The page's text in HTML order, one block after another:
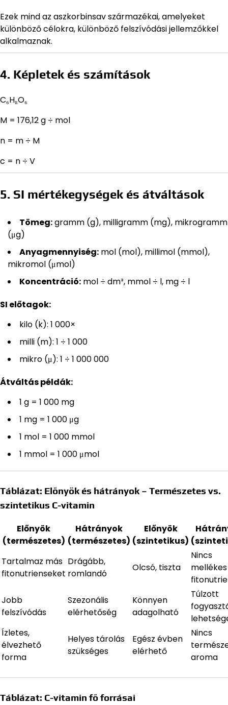
Ezek mind az aszkorbinsav származékai, amelyeket
különböző célokra, különböző felszívódási jellemzőkkel
alkalmaznak.
4. Képletek és számítások
C₆H₈O₆
M = 176,12 g ÷ mol
n = m ÷ M
c = n ÷ V
5. SI mértékegységek és átváltások
Tömeg:gramm (g), milligramm (mg), mikrogramm
(μg)
Anyagmennyiség: mol (mol), millimol (mmol),
mikromol (μmol)
Koncentráció: mol ÷ dm³, mmol ÷ l, mg ÷ l
SI előtagok:
kilo (k): 1 000×
milli (m): 1 ÷ 1 000
mikro (μ): 1 ÷ 1 000 000
Átváltás példák:
1 g = 1 000 mg
1 mg = 1 000 μg
1 mol = 1 000 mmol
1 mmol = 1 000 μmol
Táblázat: Előnyök és hátrányok – Természetes vs.
szintetikus C-vitamin
Előnyök
(természetes)
Hátrányok
(természetes)
Előnyök
(szintetikus)
Tartalmaz más
fitonutrienseket
Drágább,
romlandó
Olcsó, tiszta
Nincs
mellékes
Jobb
felszívódás
Szezonális
elérhetőség
Könnyen
adagolható
Túlzott
Ízletes,
élvezhető
forma
Helyes tárolás
szükséges
Egész évben
elérhető
Nincs
aroma
Táblázat: C-vitamin fő forrásai